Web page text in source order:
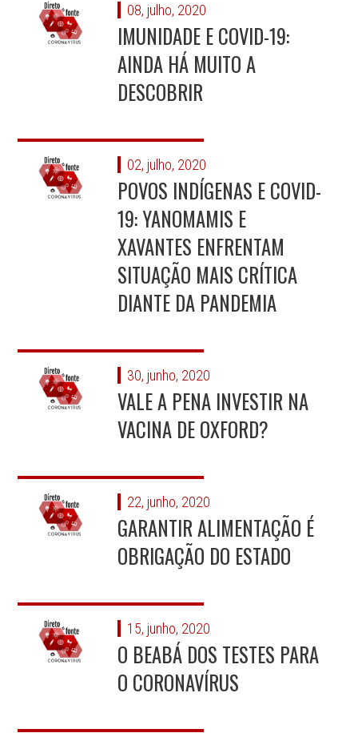
08, julho, 2020
IMUNIDADE E COVID-19:
AINDA HÁ MUITO A
DESCOBRIR
02, julho, 2020
POVOS INDÍGENAS E COVID-
19: YANOMAMIS E
XAVANTES ENFRENTAM
SITUAÇÃO MAIS CRÍTICA
DIANTE DA PANDEMIA
30, junho, 2020
VALE A PENA INVESTIR NA
VACINA DE OXFORD?
22, junho, 2020
GARANTIR ALIMENTAÇÃO É
OBRIGAÇÃO DO ESTADO
15, junho, 2020
O BEABÁ DOS TESTES PARA
O CORONAVÍRUS